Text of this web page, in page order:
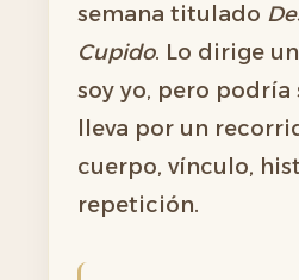
semana titulado
Cupido. Lo dirige
soy yo, pero podría
lleva por un
cuerpo, vínculo,
repetición.